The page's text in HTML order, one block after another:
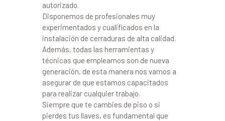
autorizado.
Disponemos de profesionales muy
experimentados y cualificados en la
instalación de cerraduras de alta calidad.
Además, todas las herramientas y
técnicas que empleamos son de nueva
generación, de esta manera nos vamos a
asegurar de que estamos capacitados
para realizar cualquier trabajo.
Siempre que te cambies de piso o si
pierdes tus llaves, es fundamental que